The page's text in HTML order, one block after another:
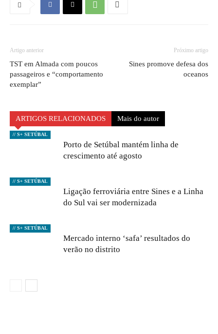
Artigo anterior
TST em Almada com poucos
passageiros e “comportamento
exemplar”
Próximo artigo
Sines promove defesa dos
oceanos
ARTIGOS RELACIONADOS Mais do autor
// S+ SETÚBAL
Porto de Setúbal mantém linha de
crescimento até agosto
// S+ SETÚBAL
Ligação ferroviária entre Sines e a Linha
do Sul vai ser modernizada
// S+ SETÚBAL
Mercado interno ‘safa’ resultados do
verão no distrito